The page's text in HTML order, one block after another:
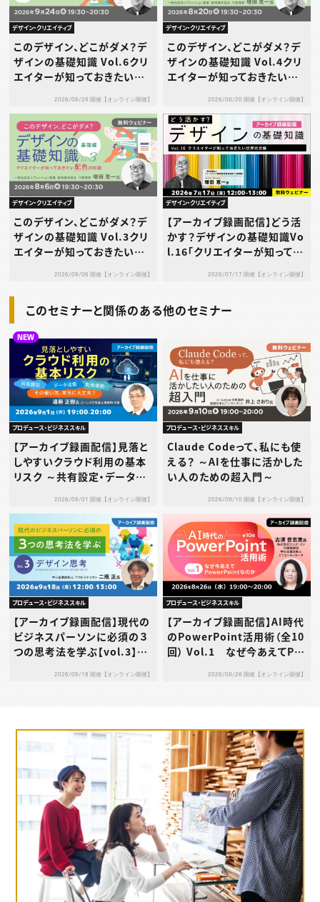
デザイン・クリエイティブ
このデザイン、どこがダメ？デ
ザインの基礎知識 Vol.6クリ
エイターが知っておきたいデ
編］～CIとVI～2026/09/24 開催【オンライン開催】
デザイン・クリエイティブ
このデザイン、どこがダメ？デ
ザインの基礎知識 Vol.4クリ
エイターが知っておきたいデ
2026/08/20 開催【オンライン開催】
デザイン・クリエイティブ
このデザイン、どこがダメ？デ
ザインの基礎知識 Vol.3クリ
エイターが知っておきたい配
2026/08/06 開催【オンライン開催】
デザイン・クリエイティブ
【アーカイブ録画配信】どう活
かす？デザインの基礎知識Vo
l.16「クリエイターが知ってお
2026/07/17 開催【オンライン開催】
このセミナーと関係のある他のセミナー
NEW
プロデュース・ビジネススキル
【アーカイブ録画配信】見落と
しやすいクラウド利用の基本
リスク ～共有設定・データ送
当に大丈夫？～2026/09/01 開催【オンライン開催】
プロデュース・ビジネススキル
Claude Codeって、私にも使
える？ ～AIを仕事に活かした
い人のための超入門～
2026/09/10 開催【オンライン開催】
プロデュース・ビジネススキル
【アーカイブ録画配信】現代の
ビジネスパーソンに必須の３
つの思考法を学ぶ【vol.3】デ
2026/09/18 開催【オンライン開催】
プロデュース・ビジネススキル
【アーカイブ録画配信】AI時代
のPowerPoint活用術（全10
回） Vol.1 なぜ今あえてPo
2026/08/26 開催【オンライン開催】